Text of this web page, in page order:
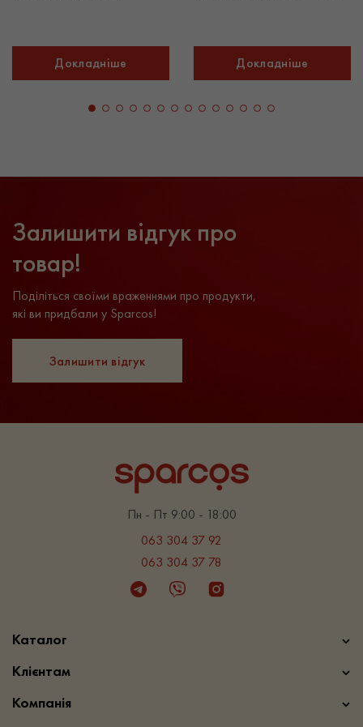
Докладніше Докладніше
Залишити відгук про
товар!
Поділіться своїми враженнями про продукти,
які ви придбали у Sparcos!
Залишити відгук
Пн - Пт 9:00 - 18:00
063 304 37 92
063 304 37 78
TelegramViber Instagram
Каталог
Клієнтам
Компанія